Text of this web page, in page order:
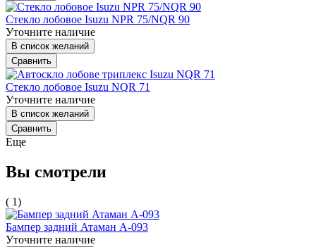
Стекло лобовое Isuzu NPR 75/NQR 90
Уточните наличие
В список желаний
Сравнить
Стекло лобовое Isuzu NQR 71
Уточните наличие
В список желаний
Сравнить
Еще
Вы смотрели
( 1)
Бампер задний Атаман А-093
Уточните наличие